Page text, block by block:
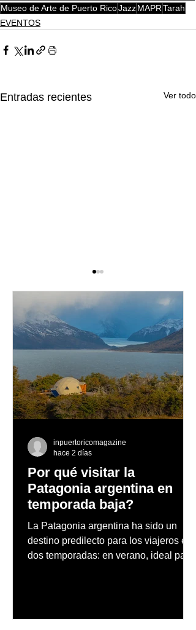
Museo de Arte de Puerto RicoJazzMAPRTarah
EVENTOS
Entradas recientes Ver todo
Leonardo 5th Avenue
House of Fashion
celebra su aniversario
Por qué visitar la
Patagonia argentina en
temporada baja?
La Patagonia argentina ha sido un
destino predilecto para los viajeros en
dos temporadas: en verano, ideal para
inpuertoricomagazine
hace 2 días